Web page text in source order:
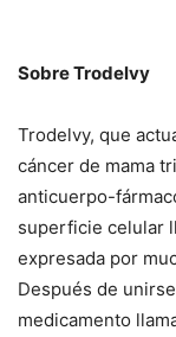
Sobre Trodelvy
Trodelvy, que
cáncer de mama
anticuerpo-
superficie celular
expresada por
Después de
medicamento